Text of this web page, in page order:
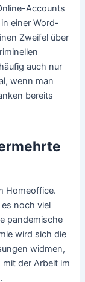
Accounts
einer Word-
Zweifel über
auch nur
wenn man
bereits
Homeoffice.
noch viel
pandemische
wird sich die
widmen,
der Arbeit im